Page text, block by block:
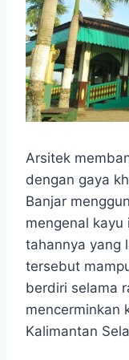
Arsitek
dengan gaya
Banjar
mengenal
tahannya yang
tersebut
berdiri selama
mencerminkan
Kalimantan